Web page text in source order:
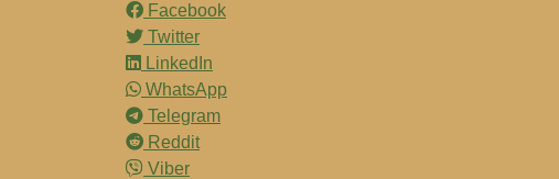
Facebook
Twitter
LinkedIn
WhatsApp
Telegram
Reddit
Viber